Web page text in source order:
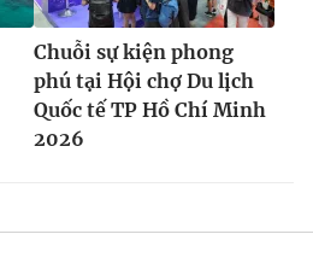
Chuỗi sự kiện phong
phú tại Hội chợ Du lịch
Quốc tế TP Hồ Chí Minh
2026